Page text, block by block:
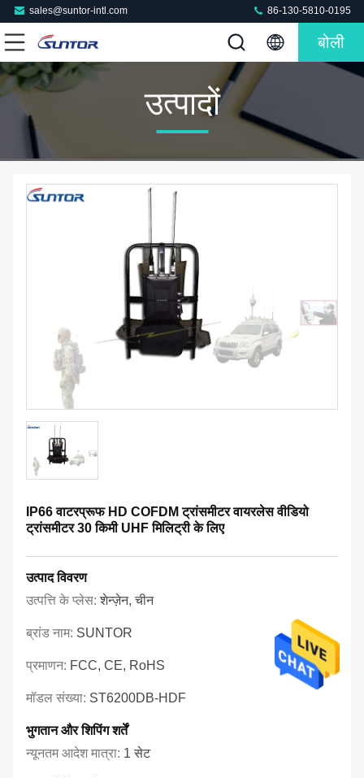
sales@suntor-intl.com 86-130-5810-0195
बोली
उत्पादों
IP66 वाटरप्रूफ HD COFDM ट्रांसमीटर वायरलेस वीडियो
ट्रांसमीटर 30 किमी UHF मिलिट्री के लिए
उत्पाद विवरण
उत्पत्ति के प्लेस:शेन्ज़ेन, चीन
ब्रांड नाम: SUNTOR
प्रमाणन: FCC, CE, RoHS
मॉडल संख्या: ST6200DB-HDF
भुगतान और शिपिंग शर्तें
न्यूनतम आदेश मात्रा: 1 सेट